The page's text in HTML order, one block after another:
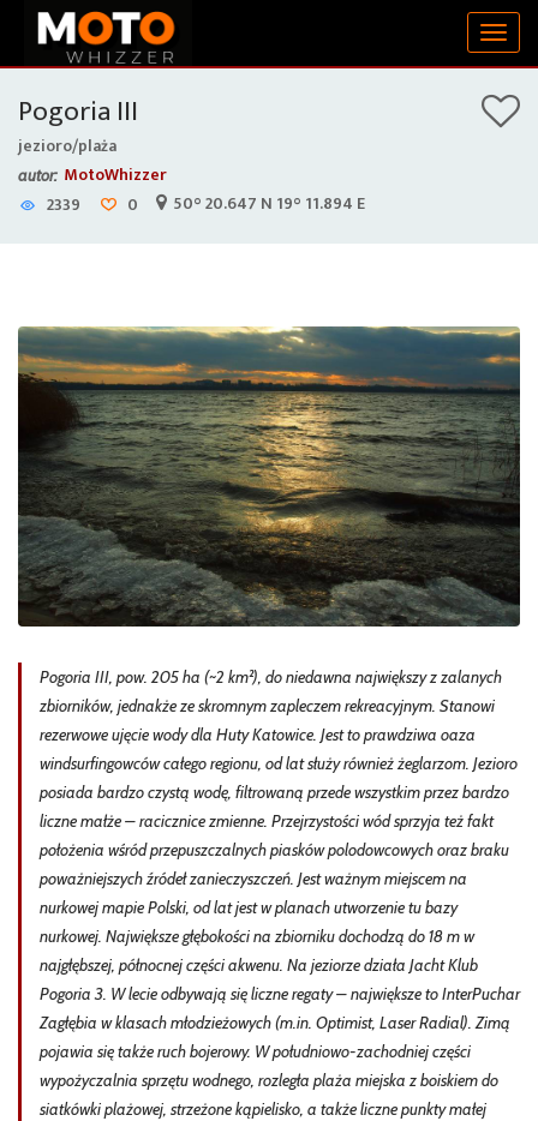
Pogoria III
jezioro/plaża
autor: MotoWhizzer
2339
0 50° 20.647 N 19° 11.894 E
Pogoria III, pow. 205 ha (~2 km²), do niedawna największy z zalanych
zbiorników, jednakże ze skromnym zapleczem rekreacyjnym. Stanowi
rezerwowe ujęcie wody dla Huty Katowice. Jest to prawdziwa oaza
windsurfingowców całego regionu, od lat służy również żeglarzom. Jezioro
posiada bardzo czystą wodę, filtrowaną przede wszystkim przez bardzo
liczne małże – racicznice zmienne. Przejrzystości wód sprzyja też fakt
położenia wśród przepuszczalnych piasków polodowcowych oraz braku
poważniejszych źródeł zanieczyszczeń. Jest ważnym miejscem na
nurkowej mapie Polski, od lat jest w planach utworzenie tu bazy
nurkowej. Największe głębokości na zbiorniku dochodzą do 18 m w
najgłębszej, północnej części akwenu. Na jeziorze działa Jacht Klub
Pogoria 3. W lecie odbywają się liczne regaty – największe to InterPuchar
Zagłębia w klasach młodzieżowych (m.in. Optimist, Laser Radial). Zimą
pojawia się także ruch bojerowy. W południowo-zachodniej części
wypożyczalnia sprzętu wodnego, rozległa plaża miejska z boiskiem do
siatkówki plażowej, strzeżone kąpielisko, a także liczne punkty małej